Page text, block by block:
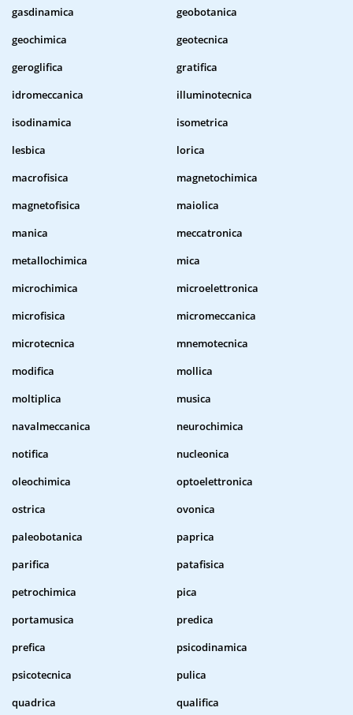
gasdinamica
geobotanica
geochimica
geotecnica
geroglifica
gratifica
idromeccanica
illuminotecnica
isodinamica
isometrica
lesbica
lorica
macrofisica
magnetochimica
magnetofisica
maiolica
manica
meccatronica
metallochimica
mica
microchimica
microelettronica
microfisica
micromeccanica
microtecnica
mnemotecnica
modifica
mollica
moltiplica
musica
navalmeccanica
neurochimica
notifica
nucleonica
oleochimica
optoelettronica
ostrica
ovonica
paleobotanica
paprica
parifica
patafisica
petrochimica
pica
portamusica
predica
prefica
psicodinamica
psicotecnica
pulica
quadrica
qualifica